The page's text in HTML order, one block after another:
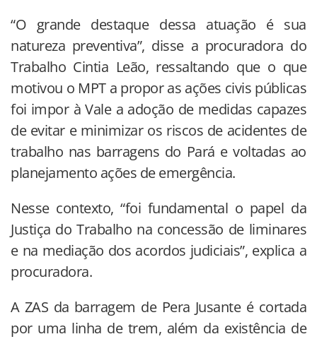
“O grande destaque dessa atuação é sua
natureza preventiva”, disse a procuradora do
Trabalho Cintia Leão, ressaltando que o que
motivou o MPT a propor as ações civis públicas
foi impor à Vale a adoção de medidas capazes
de evitar e minimizar os riscos de acidentes de
trabalho nas barragens do Pará e voltadas ao
planejamento ações de emergência.
Nesse contexto, “foi fundamental o papel da
Justiça do Trabalho na concessão de liminares
e na mediação dos acordos judiciais”, explica a
procuradora.
A ZAS da barragem de Pera Jusante é cortada
por uma linha de trem, além da existência de